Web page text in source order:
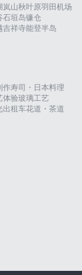
岚山秋叶原羽田机场
石垣岛镰仓
吉祥寺能登半岛
作寿司・日本料理
体验玻璃工艺
出租车花道・茶道